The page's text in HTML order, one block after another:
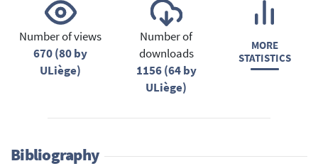
Number of views
670 (80 by
ULiège)
Number of
downloads
1156 (64 by
ULiège)
MORE
STATISTICS
Bibliography